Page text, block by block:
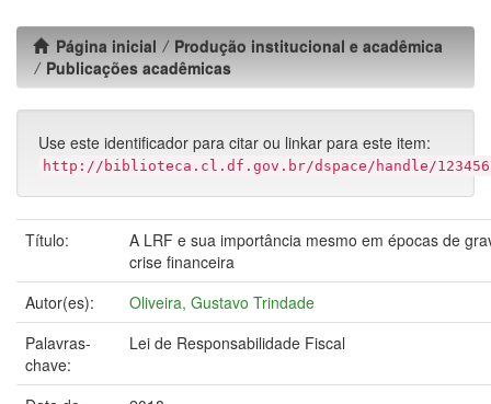
Página inicial
Produção institucional e acadêmica
Publicações acadêmicas
Use este identificador para citar ou linkar para este item:
http://biblioteca.cl.df.gov.br/dspace/handle/
Título:
A LRF e sua importância mesmo em épocas de
crise financeira
Autor(es):
Oliveira, Gustavo Trindade
Palavras-
chave:
Lei de Responsabilidade Fiscal